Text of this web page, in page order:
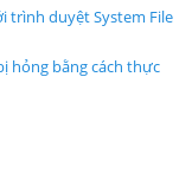
trình duyệt System File
hỏng bằng cách thực